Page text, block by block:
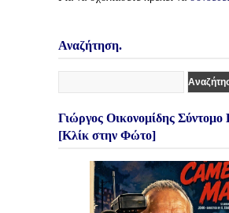
Αναζήτηση.
Γιώργος Οικονομίδης Σύντομο
[Κλίκ στην Φώτο]